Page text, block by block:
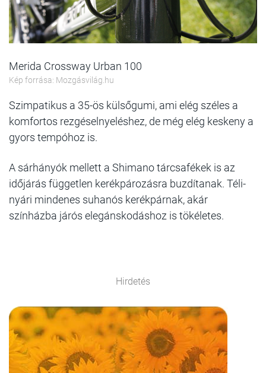
Merida Crossway Urban 100
Kép forrása: Mozgásvilág.hu
Szimpatikus a 35-ös külsőgumi, ami elég széles a
komfortos rezgéselnyeléshez, de még elég keskeny a
gyors tempóhoz is.
A sárhányók mellett a Shimano tárcsafékek is az
időjárás független kerékpározásra buzdítanak. Téli-
nyári mindenes suhanós kerékpárnak, akár
színházba járós elegánskodáshoz is tökéletes.
Hirdetés